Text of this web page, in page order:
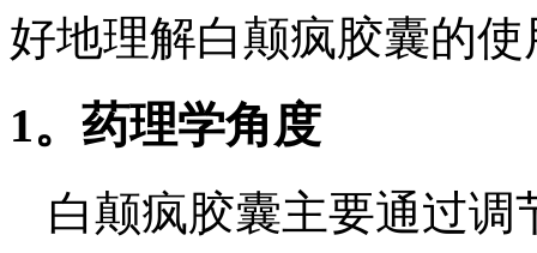
好地理解白颠疯胶囊的使
1。药理学角度
白颠疯胶囊主要通过